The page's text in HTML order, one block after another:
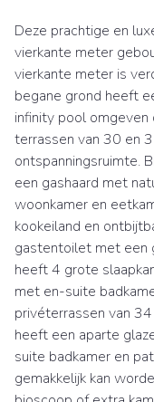
Deze prachtige en
vierkante meter
vierkante meter is
begane grond heeft
infinity pool
terrassen van 30 en
ontspanningsruimte.
een gashaard met
woonkamer en
kookeiland en
gastentoilet met een
heeft 4 grote
met en-suite
privéterrassen van
heeft een aparte
suite badkamer en
gemakkelijk kan